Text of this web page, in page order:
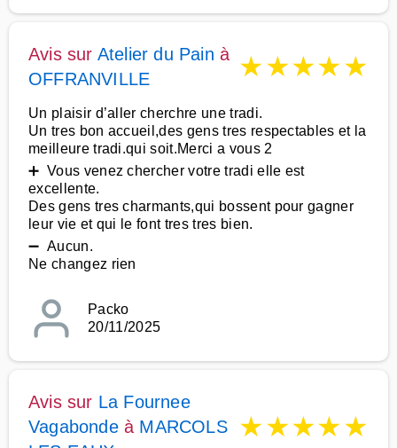
Avis sur Atelier du Pain à
OFFRANVILLE
★★★★★
Un plaisir d’aller cherchre une tradi.
Un tres bon accueil,des gens tres respectables et la
meilleure tradi.qui soit.Merci a vous 2
➕ Vous venez chercher votre tradi elle est
excellente.
Des gens tres charmants,qui bossent pour gagner
leur vie et qui le font tres tres bien.
➖ Aucun.
Ne changez rien
Packo
20/11/2025
Avis sur La Fournee
Vagabondeà MARCOLS
★★★★★